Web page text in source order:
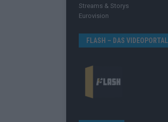
Streams & Storys
Eurovision
FLASH – DAS VIDEOPORTAL